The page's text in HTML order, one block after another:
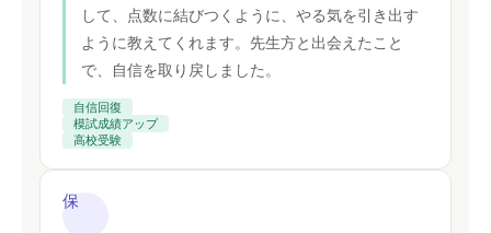
して、点数に結びつくように、やる気を引き出す
ように教えてくれます。先生方と出会えたこと
で、自信を取り戻しました。
自信回復
模試成績アップ
高校受験
保